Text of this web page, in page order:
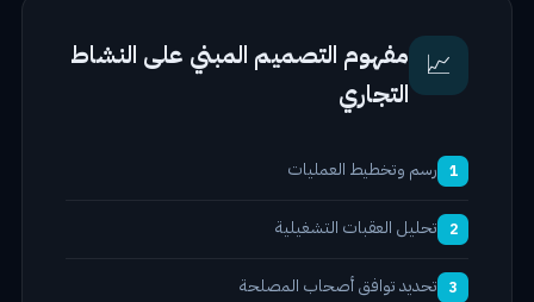
📈 مفهوم التصميم المبني على النشاط
التجاري
1 رسم وتخطيط العمليات
2 تحليل العقبات التشغيلية
3 تحديد توافق أصحاب المصلحة